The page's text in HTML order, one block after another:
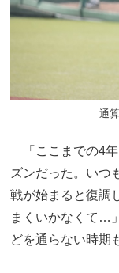
通
「ここまでの4年
ズンだった。いつ
戦が始まると復調
まくいかなくて…
どを通らない時期